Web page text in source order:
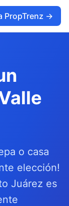
PropTrenz →
o casa
elección!
Juárez es